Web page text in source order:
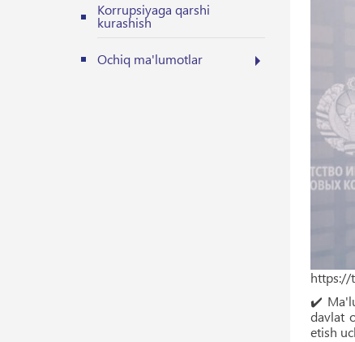
Korrupsiyaga qarshi
kurashish
Ochiq ma'lumotlar
https://
✔️
davlat
etish